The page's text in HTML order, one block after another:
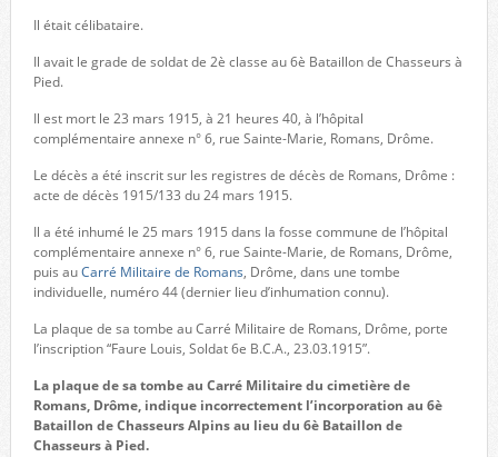
Il était célibataire.
Il avait le grade de soldat de 2è classe au 6è Bataillon de Chasseurs à
Pied.
Il est mort le 23 mars 1915, à 21 heures 40, à l’hôpital
complémentaire annexe n° 6, rue Sainte-Marie, Romans, Drôme.
Le décès a été inscrit sur les registres de décès de Romans, Drôme :
acte de décès 1915/133 du 24 mars 1915.
Il a été inhumé le 25 mars 1915 dans la fosse commune de l’hôpital
complémentaire annexe n° 6, rue Sainte-Marie, de Romans, Drôme,
puis auCarré Militaire de Romans, Drôme, dans une tombe
individuelle, numéro 44 (dernier lieu d’inhumation connu).
La plaque de sa tombe au Carré Militaire de Romans, Drôme, porte
l’inscription “Faure Louis, Soldat 6e B.C.A., 23.03.1915”.
La plaque de sa tombe au Carré Militaire du cimetière de
Romans, Drôme, indique incorrectement l’incorporation au 6è
Bataillon de Chasseurs Alpins au lieu du 6è Bataillon de
Chasseurs à Pied.